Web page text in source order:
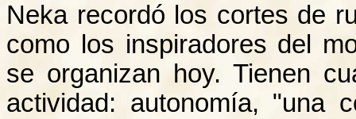
Neka recordó los cortes de
como los inspiradores del
se organizan hoy. Tienen
actividad: autonomía, "una